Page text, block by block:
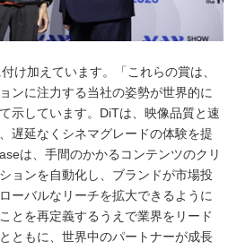
け加えています。「これらの賞は、
ンに注力する当社の姿勢が世界的に
示しています。DiTは、映像品質と速
遅延なくシネマグレードの体験を提
は、手間のかかるコンテンツのクリ
ョンを自動化し、ブランドが市場投
ーバルなリーチを拡大できるように
とを再定義するうえで業界をリード
ともに、世界中のパートナーが成長